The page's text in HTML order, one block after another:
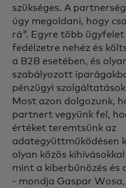
szükséges. A
úgy megoldani, hogy
rá". Egyre több ügyfelet
fedélzetre nehéz és
a B2B esetében, és
szabályozott
pénzügyi
Most azon dolgozunk,
partnert vegyünk fel,
értéket teremtsünk az
adategyüttműködésen
olyan közös
mint a kiberbűnözés és
- mondja Gaspar Wosa,